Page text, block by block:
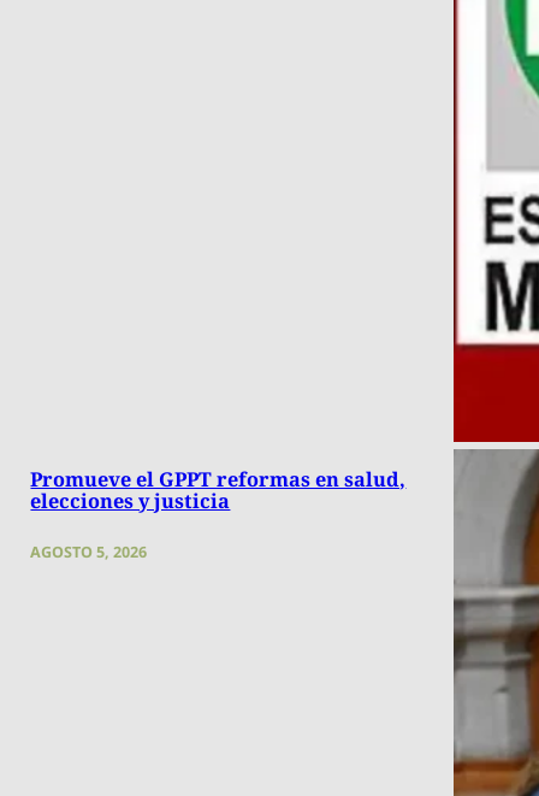
Promueve el GPPT reformas en salud,
elecciones y justicia
AGOSTO 5, 2026